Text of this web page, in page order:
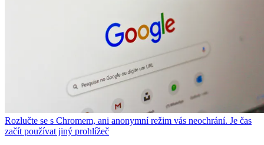
Rozlučte se s Chromem, ani anonymní režim vás neochrání. Je čas
začít používat jiný prohlížeč